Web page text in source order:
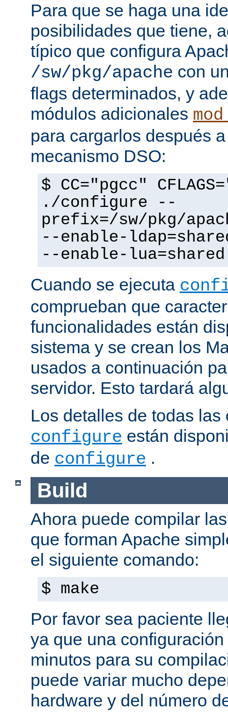
Para que se haga una
posibilidades que tiene,
típico que configura
/sw/pkg/apache con
flags determinados, y
módulos adicionales
para cargarlos después
mecanismo DSO:
$ CC="pgcc"
./configure --
prefix=/sw/pkg/
--enable-
--enable-lua=shared
Cuando se ejecuta
comprueban que
funcionalidades están
sistema y se crean los
usados a continuación
servidor. Esto tardará
Los detalles de todas las
configure están
de configure .
Build
Ahora puede compilar
que forman Apache
el siguiente comando:
$ make
Por favor sea paciente
ya que una
minutos para su
puede variar mucho
hardware y del número